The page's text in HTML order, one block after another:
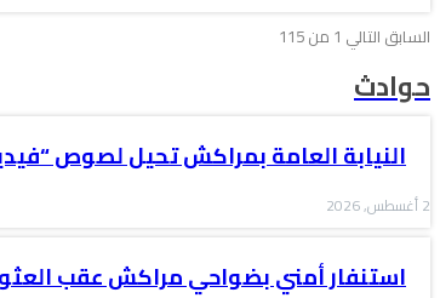
السابق التالي 1 من 115
حوادث
النيابة العامة بمراكش تحيل لصوص
2 أغسطس, 2026
استنفار أمني بضواحي مراكش عقب